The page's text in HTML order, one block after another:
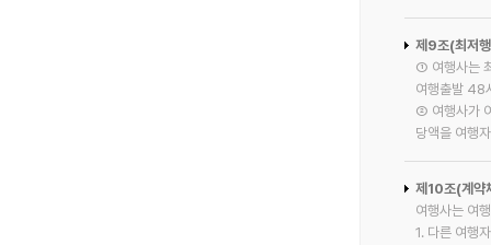
제9조(최저
① 여행사는
여행출발 48
② 여행사가
당액을 여행
제10조(계약
여행사는 여
1. 다른 여행